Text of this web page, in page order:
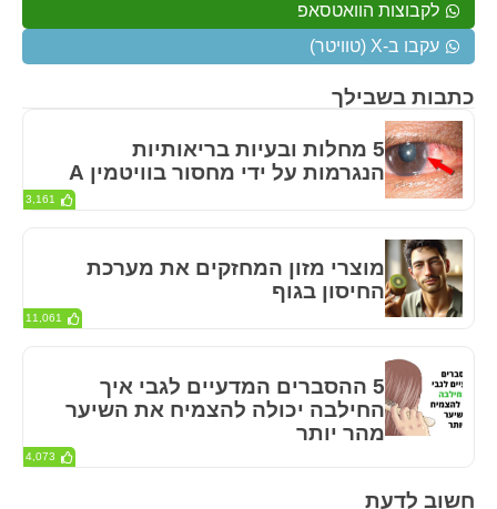
חשוב לדעת
כתבות בשבילך
5 מחלות ובעיות בריאותיות
הנגרמות על ידי מחסור בוויטמין A
3,161
מוצרי מזון המחזקים את מערכת
החיסון בגוף
11,061
5 ההסברים המדעיים לגבי איך
החילבה יכולה להצמיח את השיער
מהר יותר
4,073
לקבוצות הוואטסאפ
עקבו ב-X (טוויטר)